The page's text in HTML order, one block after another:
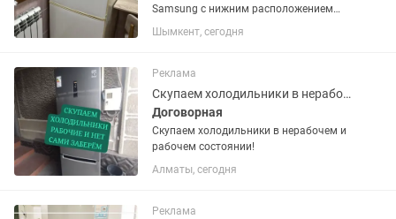
Samsung с нижним расположением
морозильной камеры. Холодильник
полностью исправен, в отличном
состоянии. Работает стабильно,
хорошо...
Шымкент, сегодня
Реклама
Скупаем холодильники в нерабочем и рабочем состоянии!
Договорная
Скупаем холодильники в нерабочем и
рабочем состоянии!
Алматы, сегодня
Реклама